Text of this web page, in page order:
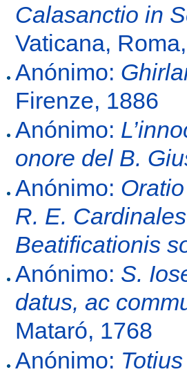
Calasanctio in
Vaticana,
Anónimo:
Firenze, 1886
Anónimo:
onore del B.
Anónimo:
R. E.
Beatificationis
Anónimo: S.
datus, ac
Mataró, 1768
Anónimo: